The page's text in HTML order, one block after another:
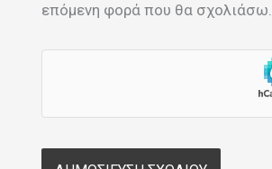
επόμενη φορά που θα σχολιάσω.